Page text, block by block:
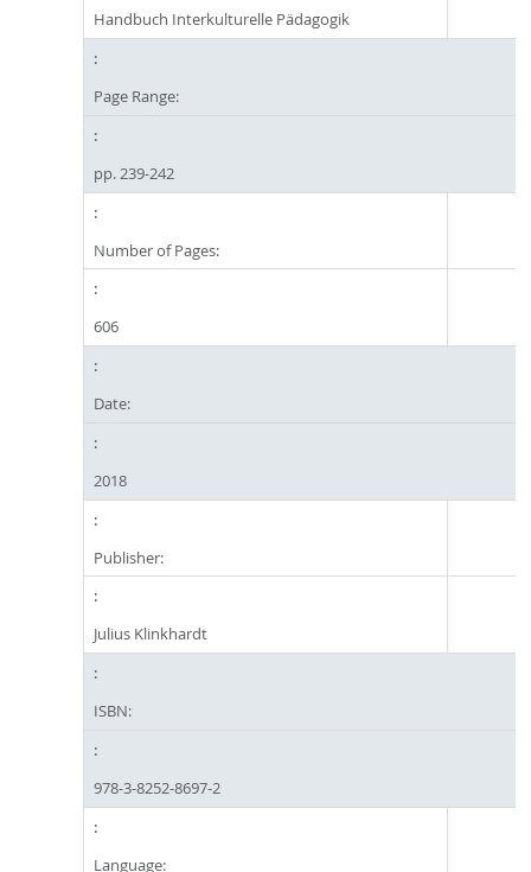
Handbuch Interkulturelle Pädagogik
Page Range:
pp. 239-242
Number of Pages:
606
Date:
2018
Publisher:
Julius Klinkhardt
ISBN:
978-3-8252-8697-2
Language: